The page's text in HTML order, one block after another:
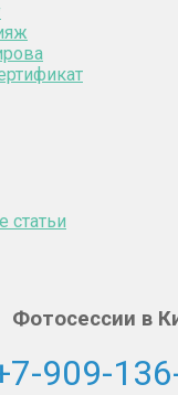
статьи
Фотосессии в
909-